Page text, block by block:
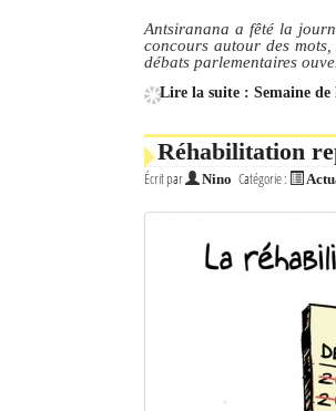
Antsiranana a fêté la
concours autour des
débats parlementaires
Lire la suite : Semaine
Réhabilitation
Écrit par Nino Catégorie :